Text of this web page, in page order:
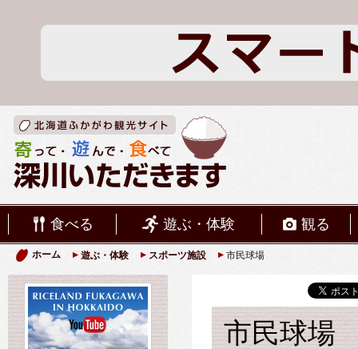
食べる 遊ぶ・体験 観る
ホーム 遊ぶ・体験 スポーツ施設 市民球場
市民球場